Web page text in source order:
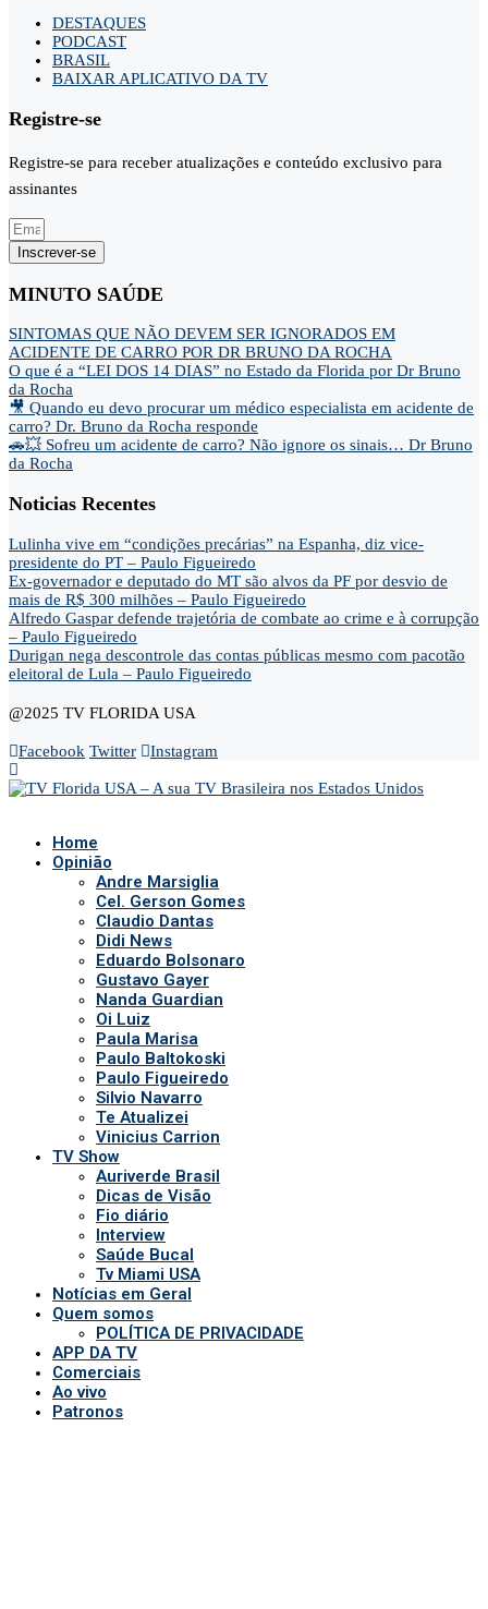
DESTAQUES
PODCAST
BRASIL
BAIXAR APLICATIVO DA TV
Registre-se
Registre-se para receber atualizações e conteúdo exclusivo para
assinantes
Inscrever-se
MINUTO SAÚDE
SINTOMAS QUE NÃO DEVEM SER IGNORADOS EM
ACIDENTE DE CARRO POR DR BRUNO DA ROCHA
O que é a “LEI DOS 14 DIAS” no Estado da Florida por Dr Bruno
da Rocha
🎥 Quando eu devo procurar um médico especialista em acidente de
carro? Dr. Bruno da Rocha responde
🚗💥 Sofreu um acidente de carro? Não ignore os sinais… Dr Bruno
da Rocha
Noticias Recentes
Lulinha vive em “condições precárias” na Espanha, diz vice-
presidente do PT – Paulo Figueiredo
Ex-governador e deputado do MT são alvos da PF por desvio de
mais de R$ 300 milhões – Paulo Figueiredo
Alfredo Gaspar defende trajetória de combate ao crime e à corrupção
– Paulo Figueiredo
Durigan nega descontrole das contas públicas mesmo com pacotão
eleitoral de Lula – Paulo Figueiredo
@2025 TV FLORIDA USA
Facebook Twitter Instagram
Home
Opinião
Andre Marsiglia
Cel. Gerson Gomes
Claudio Dantas
Didi News
Eduardo Bolsonaro
Gustavo Gayer
Nanda Guardian
Oi Luiz
Paula Marisa
Paulo Baltokoski
Paulo Figueiredo
Silvio Navarro
Te Atualizei
Vinicius Carrion
TV Show
Auriverde Brasil
Dicas de Visão
Fio diário
Interview
Saúde Bucal
Tv Miami USA
Notícias em Geral
Quem somos
POLÍTICA DE PRIVACIDADE
APP DA TV
Comerciais
Ao vivo
Patronos